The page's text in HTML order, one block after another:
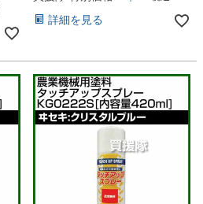
詳細を見る